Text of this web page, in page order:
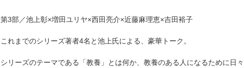
第3部／池上彰×増田ユリヤ×西田亮介×近藤麻理恵×吉田裕子
これまでのシリーズ著者4名と池上氏による、豪華トーク。
シリーズのテーマである「教養」とは何か、教養のある人になるために日